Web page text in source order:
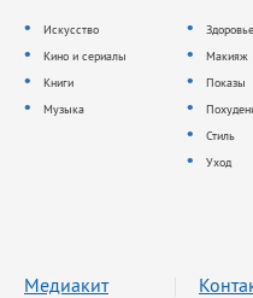
Искусство
Кино и сериалы
Книги
Музыка
Здоровье
Макияж
Показы
Стиль
Уход
Медиакит